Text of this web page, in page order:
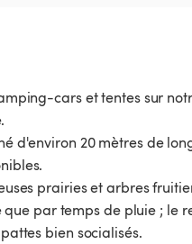
cars et tentes sur
d'environ 20 mètres de
prairies et arbres
par temps de pluie ; le
bien socialisés.